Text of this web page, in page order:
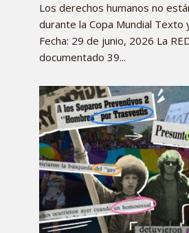
Los derechos humanos no
durante la Copa Mundial Texto
Fecha: 29 de junio, 2026 La
documentado 39...